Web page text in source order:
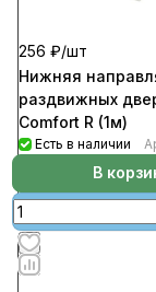
256 ₽/шт
Нижняя
раздвижных
Comfort R (1м)
Есть в наличии
В